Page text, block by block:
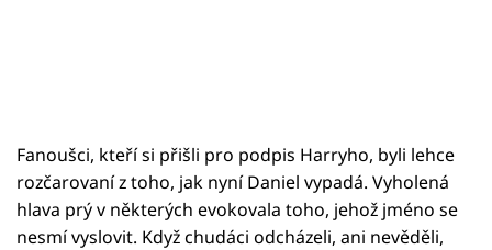
Fanoušci, kteří si přišli pro podpis Harryho, byli lehce
rozčarovaní z toho, jak nyní Daniel vypadá. Vyholená
hlava prý v některých evokovala toho, jehož jméno se
nesmí vyslovit. Když chudáci odcházeli, ani nevěděli,